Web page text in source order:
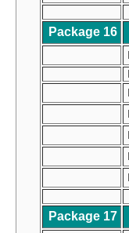
Package 16
Package 17